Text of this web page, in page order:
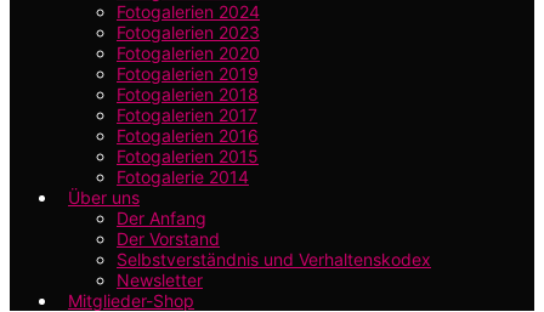
Fotogalerien 2024
Fotogalerien 2023
Fotogalerien 2020
Fotogalerien 2019
Fotogalerien 2018
Fotogalerien 2017
Fotogalerien 2016
Fotogalerien 2015
Fotogalerie 2014
Über uns
Der Anfang
Der Vorstand
Selbstverständnis und Verhaltenskodex
Newsletter
Mitglieder-Shop